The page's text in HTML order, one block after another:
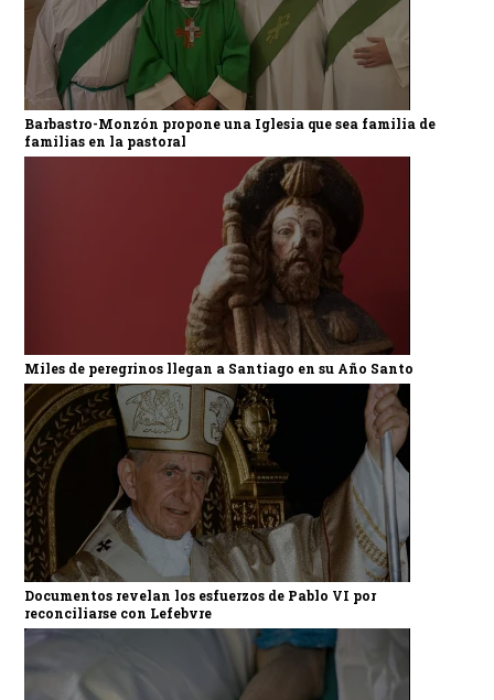
Barbastro-Monzón propone una Iglesia que sea familia de
familias en la pastoral
Miles de peregrinos llegan a Santiago en su Año Santo
Documentos revelan los esfuerzos de Pablo VI por
reconciliarse con Lefebvre